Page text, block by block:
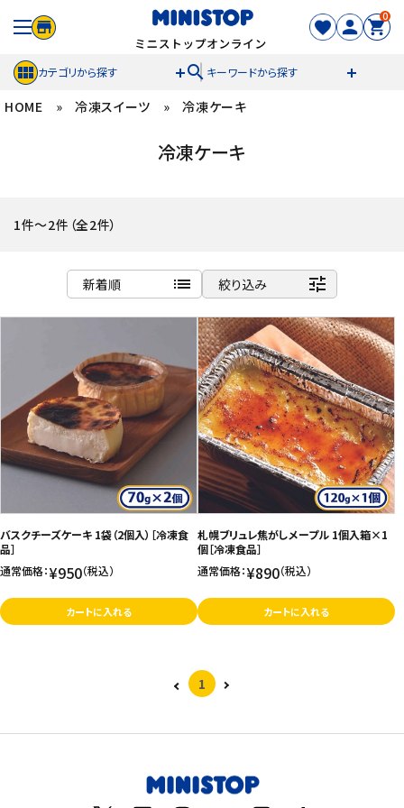
0
カテゴリから探す search キーワードから探す
ACCOUNT MENU
セール商品
カテゴリから探す
スイーツ
お菓子
飲料
酒類
日用品
ギフト
セール
HOME » 冷凍スイーツ » 冷凍ケーキ
冷凍ケーキ
1件～2件（全2件）
新着順 list
商品名
発売日順
価格が安い
価格が高い
お気に入り登録数
絞り込み tune
バスクチーズケーキ 1袋（2個入）［冷凍食
品］
通常価格：¥950（税込）
カートに入れる
札幌ブリュレ焦がしメープル 1個入箱×1
個［冷凍食品］
通常価格：¥890（税込）
カートに入れる
1